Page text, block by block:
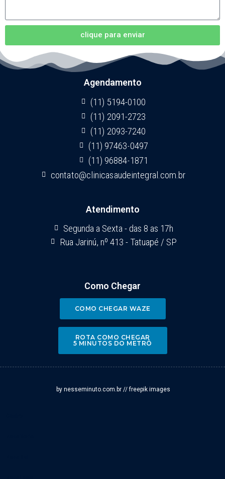
clique para enviar
Agendamento
(11) 5194-0100
(11) 2091-2723
(11) 2093-7240
(11) 97463-0497
(11) 96884-1871
contato@clinicasaudeintegral.com.br
Atendimento
Segunda a Sexta - das 8 as 17h
Rua Jarinú, nº 413 - Tatuapé / SP
Como Chegar
COMO CHEGAR WAZE
ROTA COMO CHEGAR
5 MINUTOS DO METRÔ
by nesseminuto.com.br // freepik images